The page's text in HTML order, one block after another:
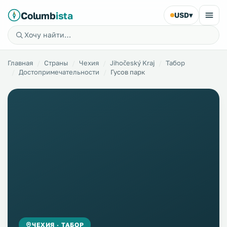
Columbista USD▾
Главная Страны Чехия Jihočeský Kraj
Табор
Достопримечательности
Гусов парк
ЧЕХИЯ · ТАБОР